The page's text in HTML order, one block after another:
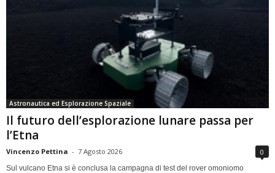
Astronautica ed Esplorazione Spaziale
Il futuro dell’esplorazione lunare passa per
l’Etna
Vincenzo Pettina - 7 Agosto 2026 0
Sul vulcano Etna si è conclusa la campagna di test del rover omoniomo